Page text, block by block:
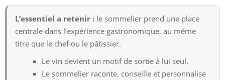
L’essentiel a retenir : le sommelier prend une place
centrale dans l’expérience gastronomique, au même
titre que le chef ou le pâtissier.
Le vin devient un motif de sortie à lui seul.
Le sommelier raconte, conseille et personnalise